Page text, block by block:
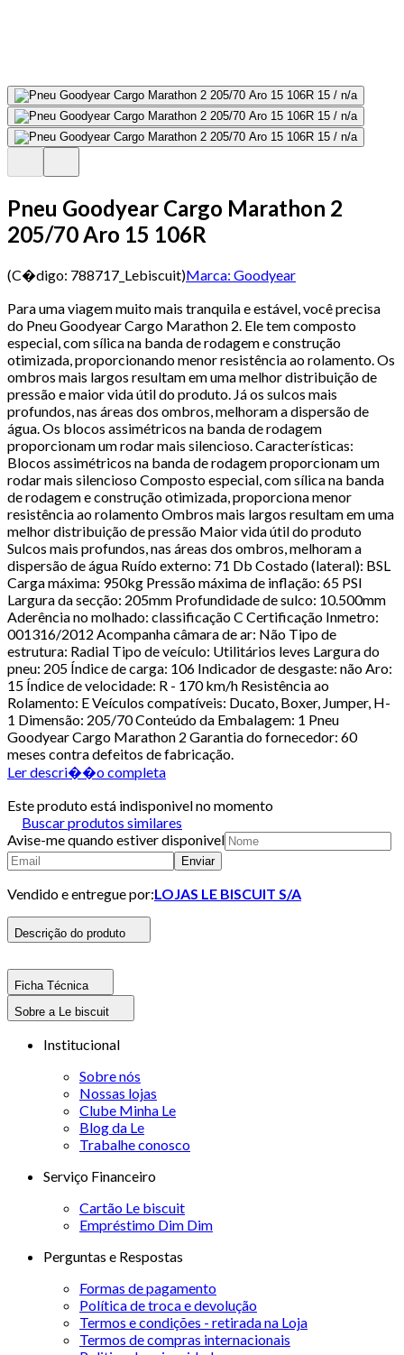
Pneu Goodyear Cargo Marathon 2
205/70 Aro 15 106R
(C�digo: 788717_Lebiscuit)Marca: Goodyear
Para uma viagem muito mais tranquila e estável, você precisa
do Pneu Goodyear Cargo Marathon 2. Ele tem composto
especial, com sílica na banda de rodagem e construção
otimizada, proporcionando menor resistência ao rolamento. Os
ombros mais largos resultam em uma melhor distribuição de
pressão e maior vida útil do produto. Já os sulcos mais
profundos, nas áreas dos ombros, melhoram a dispersão de
água. Os blocos assimétricos na banda de rodagem
proporcionam um rodar mais silencioso. Características:
Blocos assimétricos na banda de rodagem proporcionam um
rodar mais silencioso Composto especial, com sílica na banda
de rodagem e construção otimizada, proporciona menor
resistência ao rolamento Ombros mais largos resultam em uma
melhor distribuição de pressão Maior vida útil do produto
Sulcos mais profundos, nas áreas dos ombros, melhoram a
dispersão de água Ruído externo: 71 Db Costado (lateral): BSL
Carga máxima: 950kg Pressão máxima de inflação: 65 PSI
Largura da secção: 205mm Profundidade de sulco: 10.500mm
Aderência no molhado: classificação C Certificação Inmetro:
001316/2012 Acompanha câmara de ar: Não Tipo de
estrutura: Radial Tipo de veículo: Utilitários leves Largura do
pneu: 205 Índice de carga: 106 Indicador de desgaste: não Aro:
15 Índice de velocidade: R - 170 km/h Resistência ao
Rolamento: E Veículos compatíveis: Ducato, Boxer, Jumper, H-
1 Dimensão: 205/70 Conteúdo da Embalagem: 1 Pneu
Goodyear Cargo Marathon 2 Garantia do fornecedor: 60
meses contra defeitos de fabricação.
Ler descri��o completa
Este produto está indisponivel no momento
Buscar produtos similares
Avise-me quando estiver disponivel
Enviar
Vendido e entregue por:LOJAS LE BISCUIT S/A
Descrição do produto
Ficha Técnica
Sobre a Le biscuit
Institucional
Sobre nós
Nossas lojas
Clube Minha Le
Blog da Le
Trabalhe conosco
Serviço Financeiro
Cartão Le biscuit
Empréstimo Dim Dim
Perguntas e Respostas
Formas de pagamento
Política de troca e devolução
Termos e condições - retirada na Loja
Termos de compras internacionais